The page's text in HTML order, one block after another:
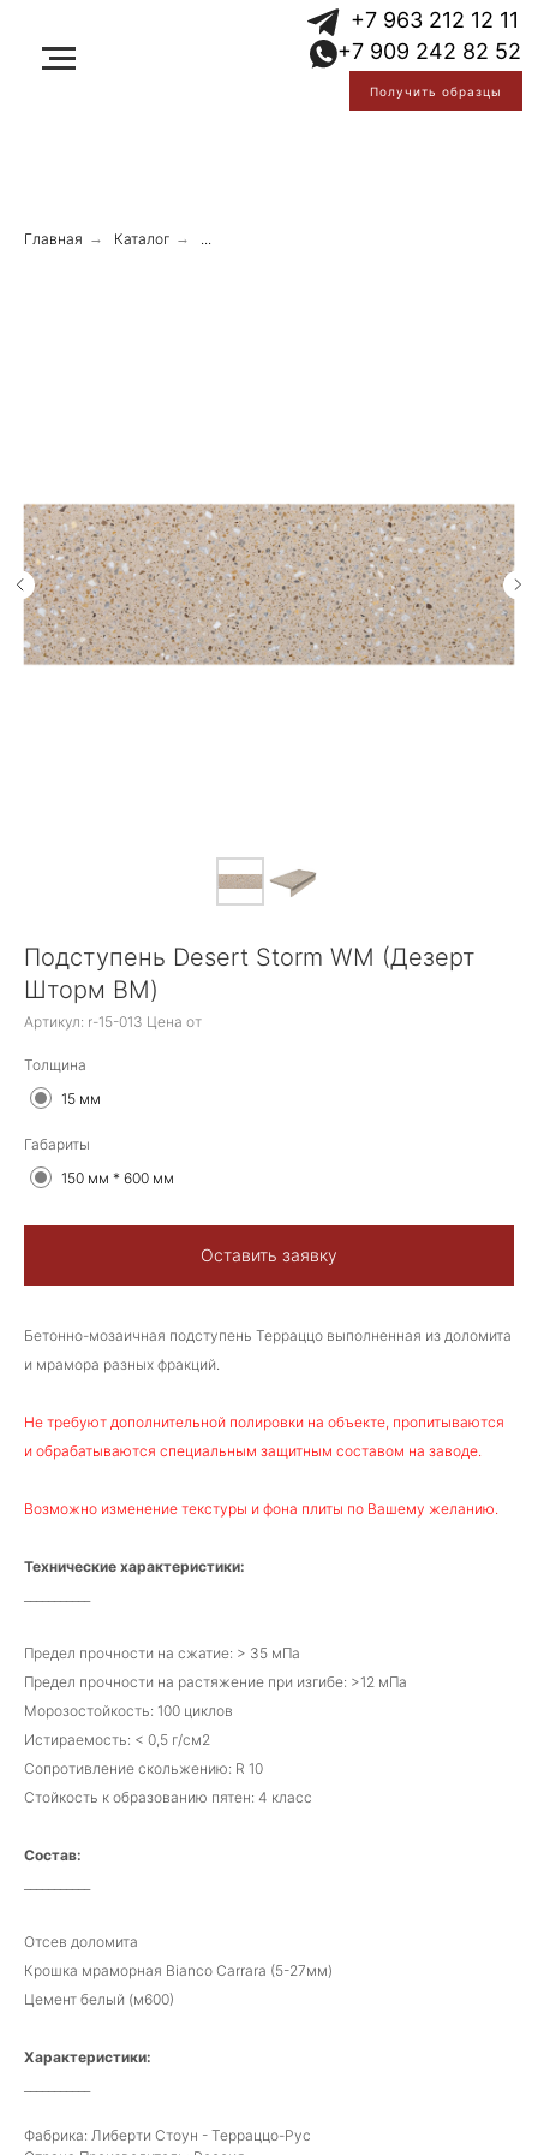
+7 963 212 12 11
+7 909 242 82 52
Получить образцы
Error get alias
Главная → Каталог → ...
Подступень Desert Storm WM (Дезерт
Шторм ВМ)
Артикул: r-15-013 Цена от
Толщина
15 мм
Габариты
150 мм * 600 мм
Оставить заявку
Бетонно-мозаичная подступень Терраццо выполненная из доломита
и мрамора разных фракций.
Не требуют дополнительной полировки на объекте, пропитываются
и обрабатываются специальным защитным составом на заводе.
Возможно изменение текстуры и фона плиты по Вашему желанию.
Технические характеристики:
Предел прочности на сжатие: > 35 мПа
Предел прочности на растяжение при изгибе: >12 мПа
Морозостойкость: 100 циклов
Истираемость: < 0,5 г/см2
Сопротивление скольжению: R 10
Стойкость к образованию пятен: 4 класс
Состав:
Отсев доломита
Крошка мраморная Bianco Carrara (5-27мм)
Цемент белый (м600)
Характеристики:
Фабрика: Либерти Стоун - Терраццо-Рус